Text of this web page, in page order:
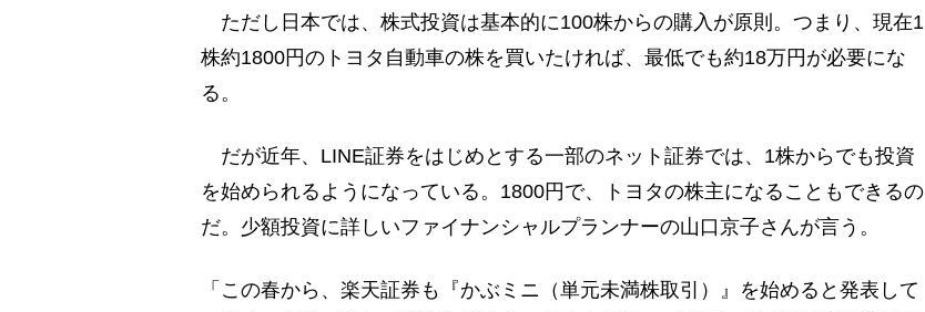
ただし日本では、株式投資は基本的に100株からの購入が原則。つまり、現在1
株約1800円のトヨタ自動車の株を買いたければ、最低でも約18万円が必要にな
る。
だが近年、LINE証券をはじめとする一部のネット証券では、1株からでも投資
を始められるようになっている。1800円で、トヨタの株主になることもできるの
だ。少額投資に詳しいファイナンシャルプランナーの山口京子さんが言う。
「この春から、楽天証券も『かぶミニ（単元未満株取引）』を始めると発表して